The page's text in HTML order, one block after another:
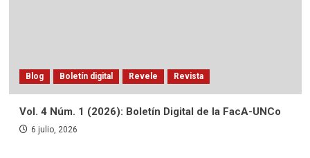
Blog Boletín digital Revele Revista
Vol. 4 Núm. 1 (2026): Boletín Digital de la FacA-UNCo
6 julio, 2026